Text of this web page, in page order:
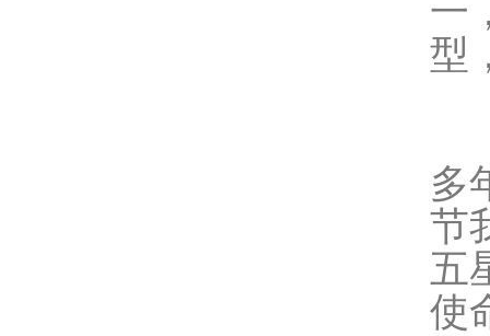
一
型
多
节
五
使